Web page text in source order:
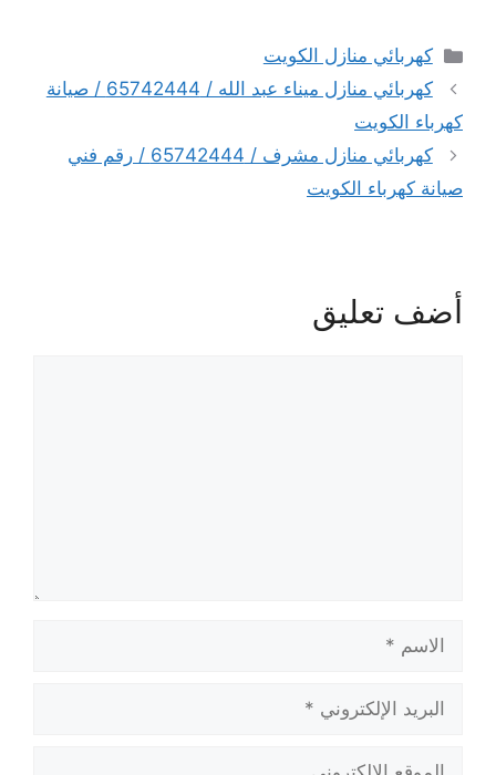
التصنيفات
كهربائي منازل الكويت
كهربائي منازل ميناء عبد الله / 65742444 / صيانة
كهرباء الكويت
كهربائي منازل مشرف / 65742444 / رقم فني
صيانة كهرباء الكويت
أضف تعليق
الاسم
البريد
الإلكتروني
الموقع